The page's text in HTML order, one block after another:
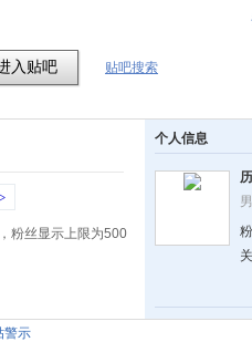
贴吧搜索
粉丝显示上限为500
个人信息
男
警示